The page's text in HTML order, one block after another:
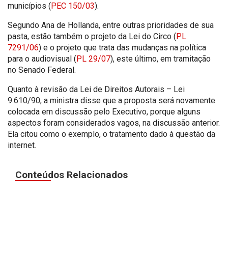
municípios (PEC 150/03).
Segundo Ana de Hollanda, entre outras prioridades de sua
pasta, estão também o projeto da Lei do Circo (PL
7291/06) e o projeto que trata das mudanças na política
para o audiovisual (PL 29/07), este último, em tramitação
no Senado Federal.
Quanto à revisão da Lei de Direitos Autorais – Lei
9.610/90, a ministra disse que a proposta será novamente
colocada em discussão pelo Executivo, porque alguns
aspectos foram considerados vagos, na discussão anterior.
Ela citou como o exemplo, o tratamento dado à questão da
internet.
Conteúdos Relacionados